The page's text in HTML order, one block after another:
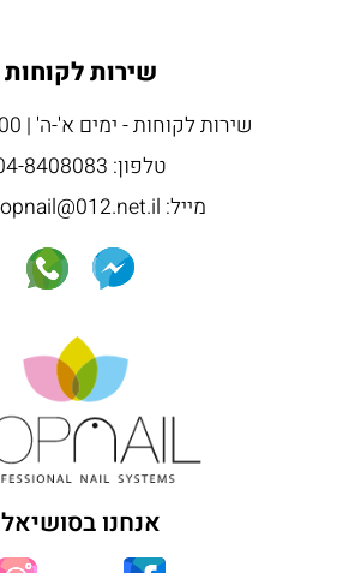
שירות לקוחות
שירות לקוחות - ימים א'-ה' | 10:00-18:00
טלפון: 04-8408083
מייל: saletopnail@012.net.il
אנחנו בסושיאל